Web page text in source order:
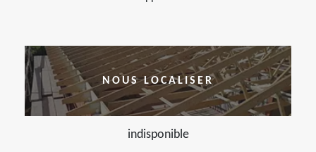
NOUS LOCALISER
indisponible